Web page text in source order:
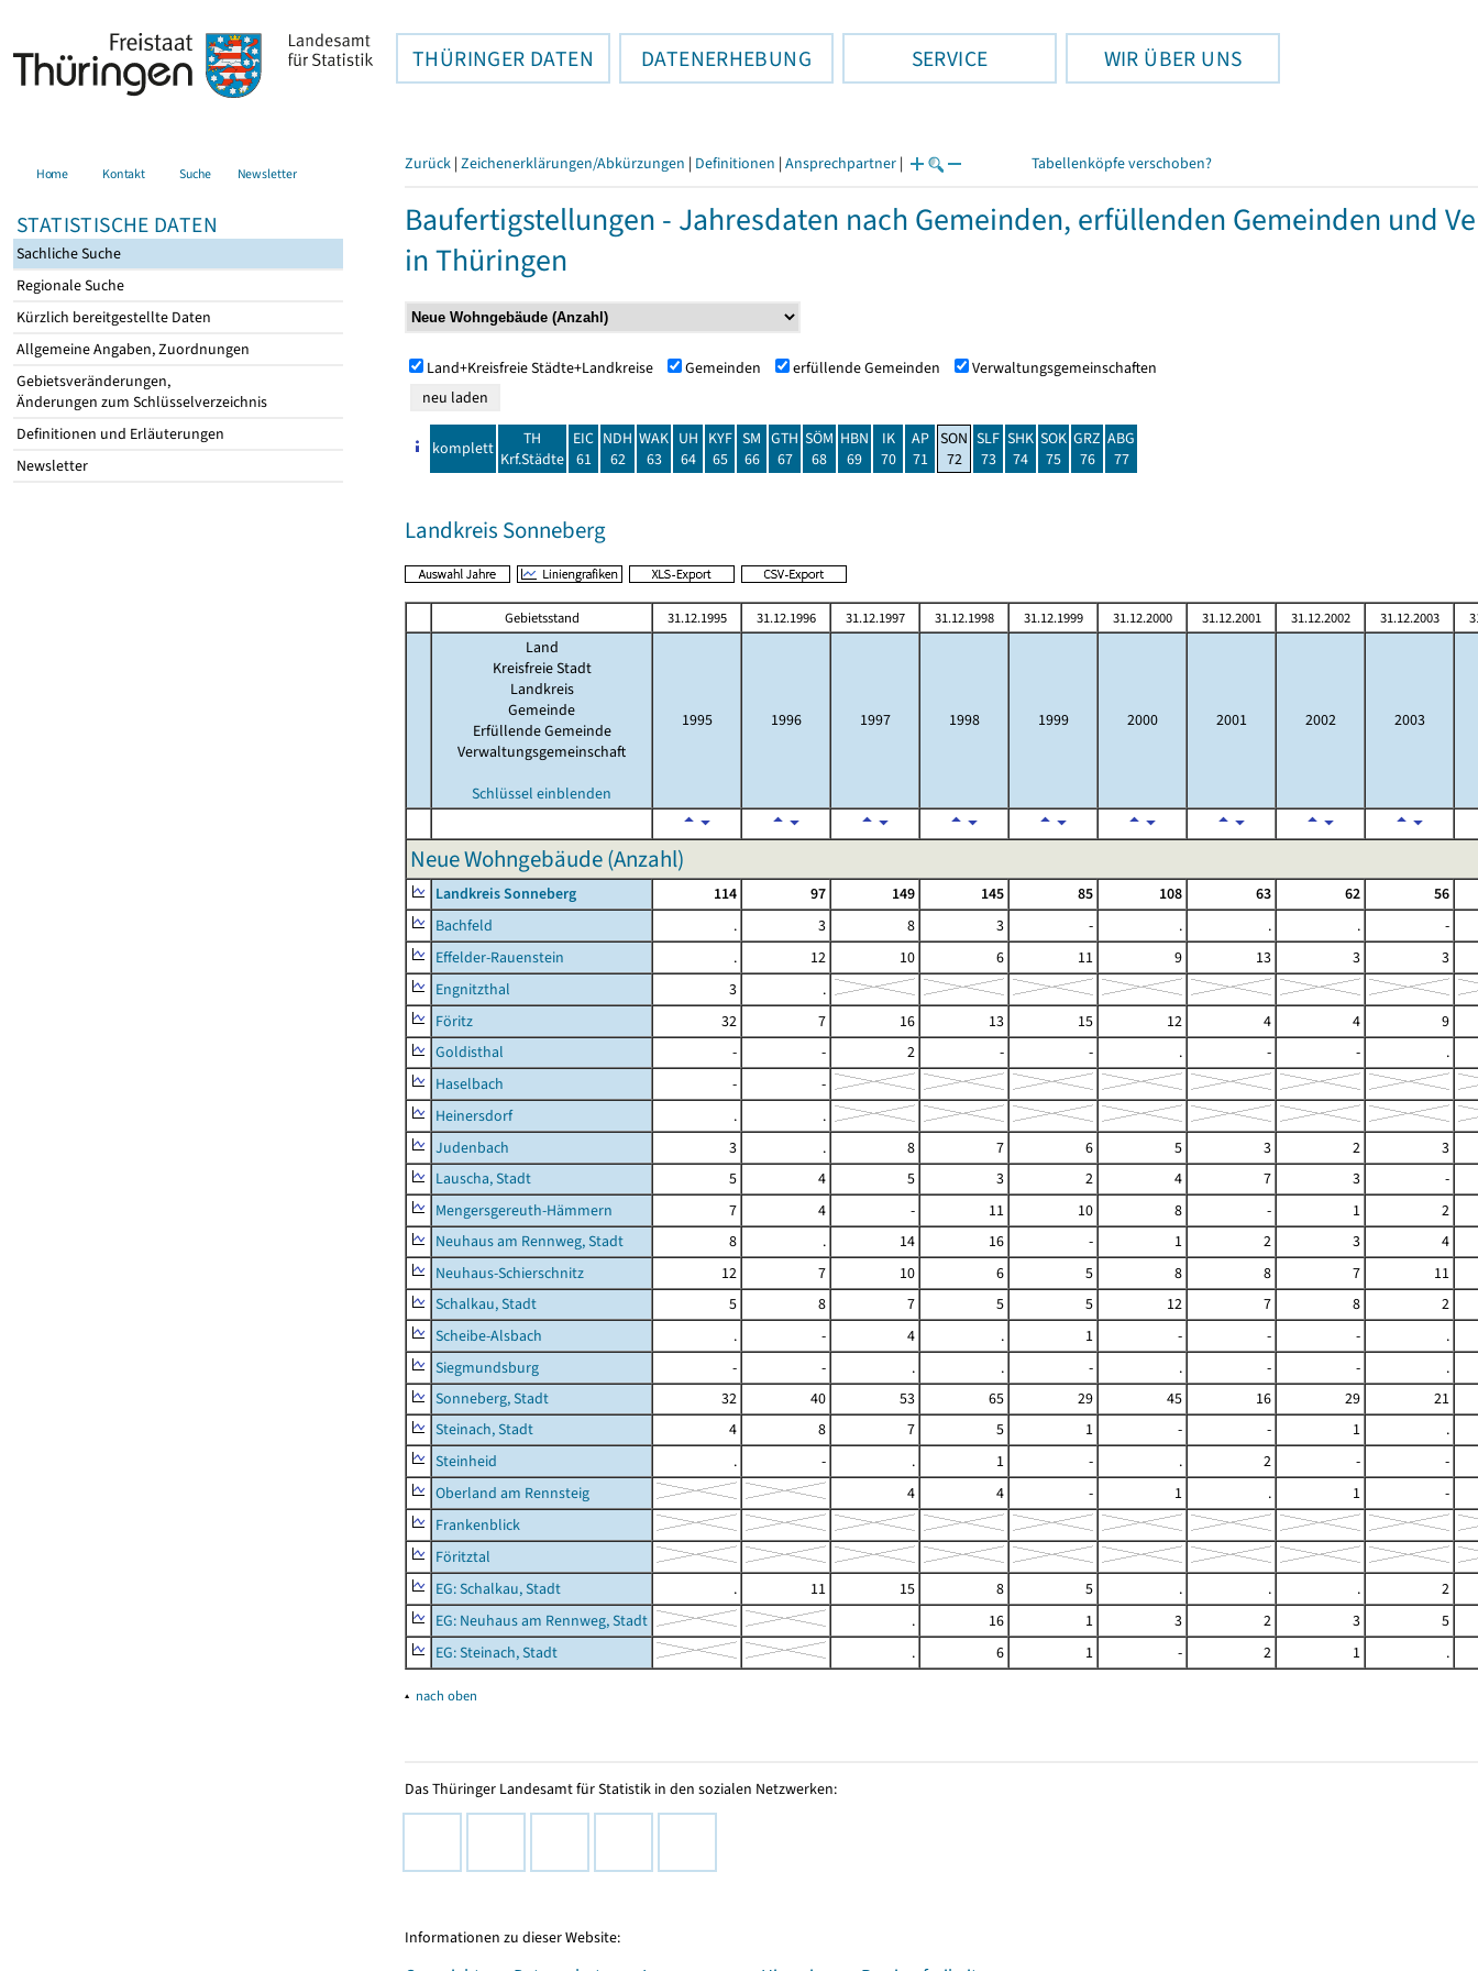
THÜRINGER DATEN DATENERHEBUNG SERVICE WIR ÜBER UNS
Home Kontakt Suche Newsletter
STATISTISCHE DATEN
Sachliche Suche
Regionale Suche
Kürzlich bereitgestellte Daten
Allgemeine Angaben, Zuordnungen
Gebietsveränderungen,
Änderungen zum Schlüsselverzeichnis
Definitionen und Erläuterungen
Newsletter
Zurück | Zeichenerklärungen/Abkürzungen | Definitionen | Ansprechpartner | Tabellenköpfe verschoben?
Baufertigstellungen - Jahresdaten nach Gemeinden, erfüllenden Gemeinden und
in Thüringen
Land+Kreisfreie Städte+Landkreise Gemeinden erfüllende Gemeinden Verwaltungsgemeinschaften
komplett
TH
Krf.Städte
EIC
61
NDH
62
WAK
63
UH
64
KYF
65
SM
66
GTH
67
SÖM
68
HBN
69
IK
70
AP
71
SON
72
SLF
73
SHK
74
SOK
75
GRZ
76
ABG
77
Landkreis Sonneberg
Gebietsstand 31.12.1995 31.12.1996 31.12.1997 31.12.1998 31.12.1999 31.12.2000 31.12.2001 31.12.2002 31.12.2003
Land
Kreisfreie Stadt
Landkreis
Gemeinde
Erfüllende Gemeinde
Verwaltungsgemeinschaft
Schlüssel einblenden
1995 1996 1997 1998 1999 2000 2001 2002 2003
Neue Wohngebäude (Anzahl)
Landkreis Sonneberg 114 97 149 145 85 108 63 62
56
Bachfeld
. 3 8 3 - . . .
-
Effelder-Rauenstein
. 12 10 6 11 9 13 3
3
Engnitzthal
3
.
Föritz
32 7 16 13 15 12 4 4
9
Goldisthal
- - 2 - - . - -
.
Haselbach
-
-
Heinersdorf
.
.
Judenbach
3 . 8 7 6 5 3 2
3
Lauscha, Stadt
5 4 5 3 2 4 7 3
-
Mengersgereuth-Hämmern
7 4 - 11 10 8 - 1
2
Neuhaus am Rennweg, Stadt
8 . 14 16 - 1 2 3
4
Neuhaus-Schierschnitz
12 7 10 6 5 8 8 7
11
Schalkau, Stadt
5 8 7 5 5 12 7 8
2
Scheibe-Alsbach
. - 4 . 1 - - -
.
Siegmundsburg
- - . . - . - -
.
Sonneberg, Stadt
32 40 53 65 29 45 16 29
21
Steinach, Stadt
4 8 7 5 1 - - 1
.
Steinheid
. - . 1 - . 2 -
-
Oberland am Rennsteig
4 4 - 1 . 1
-
Frankenblick
Föritztal
EG: Schalkau, Stadt
. 11 15 8 5 . . .
2
EG: Neuhaus am Rennweg, Stadt
. 16 1 3 2 3
5
EG: Steinach, Stadt
. 6 1 - 2 1 .
▴ nach oben
Das Thüringer Landesamt für Statistik in den sozialen Netzwerken:
Informationen zu dieser Website: